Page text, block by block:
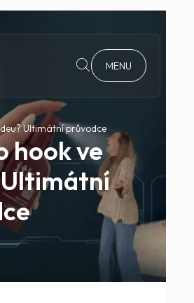
MENU
Ultimátní průvodce
hook ve